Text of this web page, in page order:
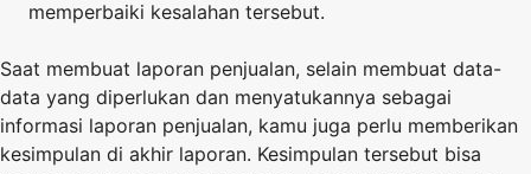
memperbaiki kesalahan tersebut.
Saat membuat laporan penjualan, selain membuat data-
data yang diperlukan dan menyatukannya sebagai
informasi laporan penjualan, kamu juga perlu memberikan
kesimpulan di akhir laporan. Kesimpulan tersebut bisa